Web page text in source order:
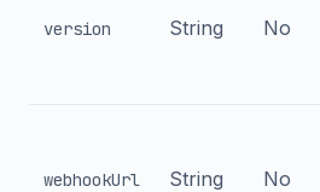
version String No
webhookUrl String No